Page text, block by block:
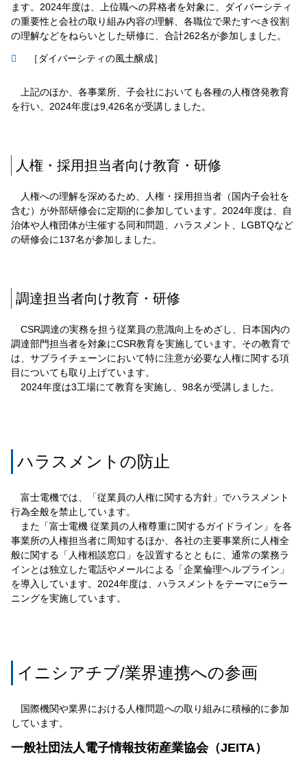
ます。2024年度は、上位職への昇格者を対象に、ダイバーシティ
の重要性と会社の取り組み内容の理解、各職位で果たすべき役割
の理解などをねらいとした研修に、合計262名が参加しました。
［ダイバーシティの風土醸成］
上記のほか、各事業所、子会社においても各種の人権啓発教育
を行い、2024年度は9,426名が受講しました。
人権・採用担当者向け教育・研修
人権への理解を深めるため、人権・採用担当者（国内子会社を
含む）が外部研修会に定期的に参加しています。2024年度は、自
治体や人権団体が主催する同和問題、ハラスメント、LGBTQなど
の研修会に137名が参加しました。
調達担当者向け教育・研修
CSR調達の実務を担う従業員の意識向上をめざし、日本国内の
調達部門担当者を対象にCSR教育を実施しています。その教育で
は、サプライチェーンにおいて特に注意が必要な人権に関する項
目についても取り上げています。
2024年度は3工場にて教育を実施し、98名が受講しました。
ハラスメントの防止
富士電機では、「従業員の人権に関する方針」でハラスメント
行為全般を禁止しています。
また「富士電機 従業員の人権尊重に関するガイドライン」を各
事業所の人権担当者に周知するほか、各社の主要事業所に人権全
般に関する「人権相談窓口」を設置するとともに、通常の業務ラ
インとは独立した電話やメールによる「企業倫理ヘルプライン」
を導入しています。2024年度は、ハラスメントをテーマにeラー
ニングを実施しています。
イニシアチブ/業界連携への参画
国際機関や業界における人権問題への取り組みに積極的に参加
しています。
一般社団法人電子情報技術産業協会（JEITA）